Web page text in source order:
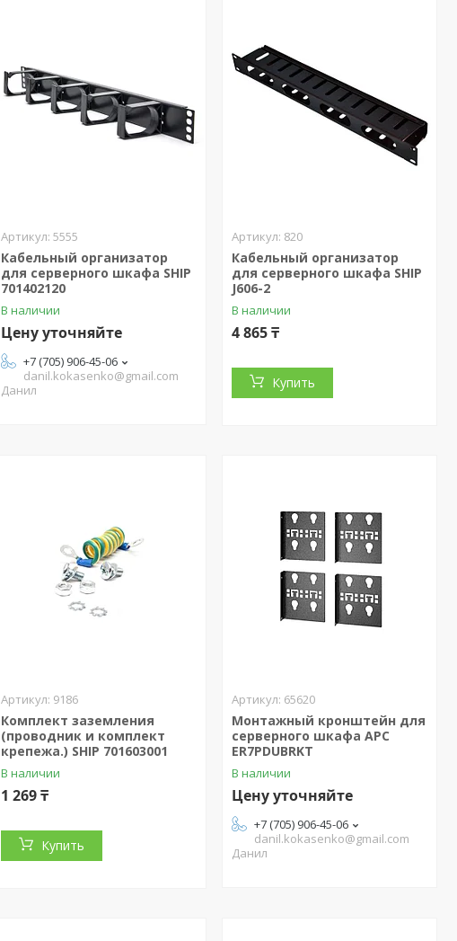
5555
Кабельный организатор
для серверного шкафа SHIP
701402120
В наличии
Цену уточняйте
+7 (705) 906-45-06
danil.kokasenko@gmail.com
Данил
820
Кабельный организатор
для серверного шкафа SHIP
J606-2
В наличии
4 865 ₸
Купить
9186
Комплект заземления
(проводник и комплект
крепежа.) SHIP 701603001
В наличии
1 269 ₸
Купить
65620
Монтажный кронштейн для
серверного шкафа APC
ER7PDUBRKT
В наличии
Цену уточняйте
+7 (705) 906-45-06
danil.kokasenko@gmail.com
Данил